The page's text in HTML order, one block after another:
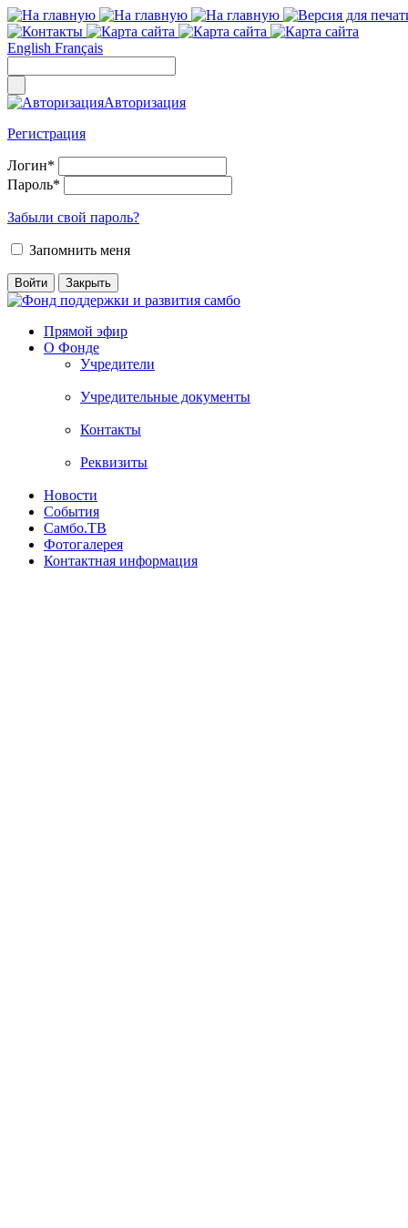
English Français
Авторизация
Регистрация
Логин*
Пароль*
Забыли свой пароль?
Запомнить меня
Прямой эфир
О Фонде
Учредители
Учредительные документы
Контакты
Реквизиты
Новости
События
Самбо.ТВ
Фотогалерея
Контактная информация